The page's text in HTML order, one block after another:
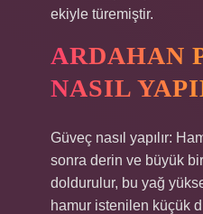
ekiyle türemiştir.
ARDAHAN
NASIL
Güveç nasıl yapılır:
sonra derin ve büyük bir
doldurulur, bu yağ
hamur istenilen küçük